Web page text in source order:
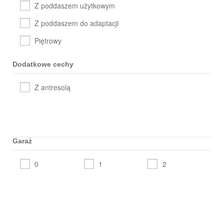
Piętrowy
Z poddaszem do adaptacji
Z poddaszem użytkowym
Dodatkowe cechy
Z antresolą
Garaż
0 1 2